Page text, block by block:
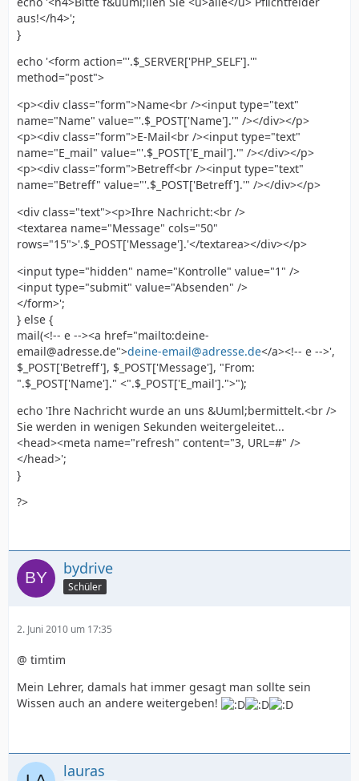
aus!</h4>';
}
echo '<form action="'.$_SERVER['PHP_SELF'].'"
method="post">
<p><div class="form">Name<br /><input type="text"
name="Name" value="'.$_POST['Name'].'" /></div></p>
<p><div class="form">E-Mail<br /><input type="text"
name="E_mail" value="'.$_POST['E_mail'].'" /></div></p>
<p><div class="form">Betreff<br /><input type="text"
name="Betreff" value="'.$_POST['Betreff'].'" /></div></p>
<div class="text"><p>Ihre Nachricht:<br />
<textarea name="Message" cols="50"
rows="15">'.$_POST['Message'].'</textarea></div></p>
<input type="hidden" name="Kontrolle" value="1" />
<input type="submit" value="Absenden" />
</form>';
} else {
mail(<!-- e --><a href="mailto:deine-
email@adresse.de">deine-email@adresse.de</a><!-- e -->',
$_POST['Betreff'], $_POST['Message'], "From:
".$_POST['Name']." <".$_POST['E_mail'].">");
echo 'Ihre Nachricht wurde an uns &Uuml;bermittelt.<br />
Sie werden in wenigen Sekunden weitergeleitet...
<head><meta name="refresh" content="3, URL=#" />
</head>';
}
?>
bydrive
Schüler
2. Juni 2010 um 17:35
@ timtim
Mein Lehrer, damals hat immer gesagt man sollte sein
Wissen auch an andere weitergeben!
lauras